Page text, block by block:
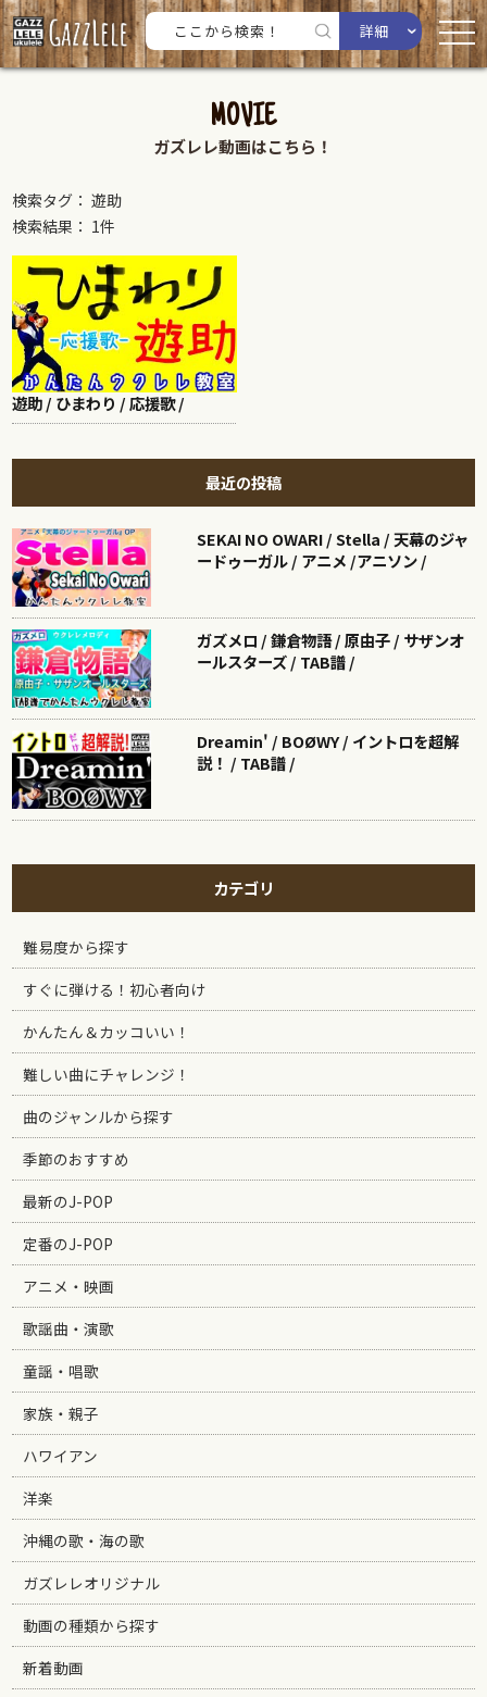
詳細
MOVIE
ガズレレ動画はこちら！
検索タグ： 遊助
検索結果： 1件
遊助 / ひまわり / 応援歌 /
最近の投稿
SEKAI NO OWARI / Stella / 天幕のジャ
ードゥーガル / アニメ /アニソン /
ガズメロ / 鎌倉物語 / 原由子 / サザンオ
ールスターズ / TAB譜 /
Dreamin' / BOØWY / イントロを超解
説！ / TAB譜 /
カテゴリ
難易度から探す
すぐに弾ける！初心者向け
かんたん＆カッコいい！
難しい曲にチャレンジ！
曲のジャンルから探す
季節のおすすめ
最新のJ-POP
定番のJ-POP
アニメ・映画
歌謡曲・演歌
童謡・唱歌
家族・親子
ハワイアン
洋楽
沖縄の歌・海の歌
ガズレレオリジナル
動画の種類から探す
新着動画